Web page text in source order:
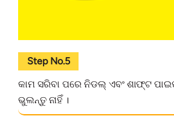
Step No.5
କାମ ସରିବା ପରେ ନିଡଲ୍ ଏବଂ ଶାଫ୍ଟ
ଭୁଲନ୍ତୁ ନାହିଁ ।